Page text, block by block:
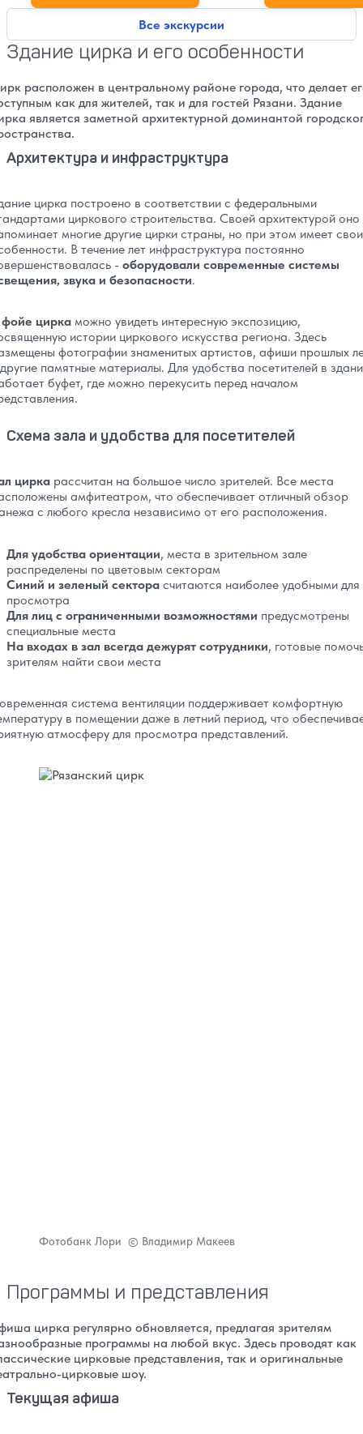
Все экскурсии
Здание цирка и его особенности
расположен в центральному районе города, что делает
как для жителей, так и для гостей Рязани. Здание
является заметной архитектурной доминантой
Архитектура и инфраструктура
цирка построено в соответствии с федеральными
циркового строительства. Своей архитектурой оно
многие другие цирки страны, но при этом имеет свои
В течение лет инфраструктура постоянно
- оборудовали современные системы
звука и безопасности.
цирка можно увидеть интересную экспозицию,
истории циркового искусства региона. Здесь
фотографии знаменитых артистов, афиши прошлых
памятные материалы. Для удобства посетителей в
буфет, где можно перекусить перед началом
Схема зала и удобства для посетителей
цирка рассчитан на большое число зрителей. Все места
амфитеатром, что обеспечивает отличный обзор
с любого кресла независимо от его расположения.
Для удобства ориентации, места в зрительном зале
распределены по цветовым секторам
Синий и зеленый сектора считаются наиболее удобными для
просмотра
Для лиц с ограниченными возможностями предусмотрены
специальные места
На входах в зал всегда дежурят сотрудники, готовые
зрителям найти свои места
система вентиляции поддерживает комфортную
в помещении даже в летний период, что
атмосферу для просмотра представлений.
Фотобанк Лори © Владимир Макеев
Программы и представления
цирка регулярно обновляется, предлагая зрителям
программы на любой вкус. Здесь проводят как
цирковые представления, так и оригинальные
цирковые шоу.
Текущая афиша